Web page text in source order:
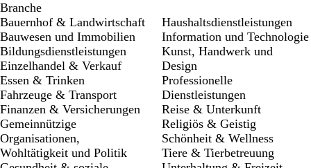
Branche
Bauernhof & Landwirtschaft
Bauwesen und Immobilien
Bildungsdienstleistungen
Einzelhandel & Verkauf
Essen & Trinken
Fahrzeuge & Transport
Finanzen & Versicherungen
Gemeinnützige
Organisationen,
Wohltätigkeit und Politik
Haushaltsdienstleistungen
Information und Technologie
Kunst, Handwerk und
Design
Professionelle
Dienstleistungen
Reise & Unterkunft
Religiös & Geistig
Schönheit & Wellness
Tiere & Tierbetreuung